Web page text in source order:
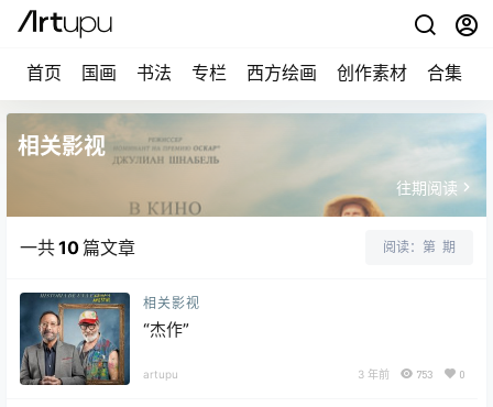
首页 国画 书法 专栏 西方绘画 创作素材 合集
相关影视
往期阅读
一共10篇文章 阅读：第 期
相关影视
“杰作”
artupu 3 年前 753 0